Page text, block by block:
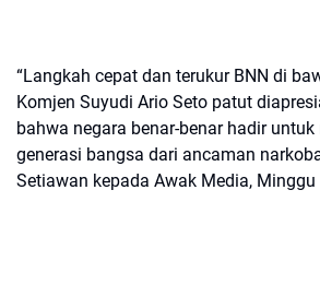
“Langkah cepat dan terukur BNN di
Komjen Suyudi Ario Seto patut
bahwa negara benar-benar hadir
generasi bangsa dari ancaman
Setiawan kepada Awak Media,